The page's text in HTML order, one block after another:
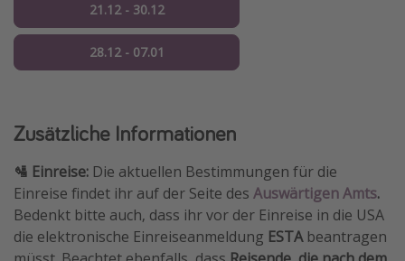
21.12 - 30.12
28.12 - 07.01
Zusätzliche Informationen
🛂 Einreise: Die aktuellen Bestimmungen für die
Einreise findet ihr auf der Seite des Auswärtigen Amts.
Bedenkt bitte auch, dass ihr vor der Einreise in die USA
die elektronische Einreiseanmeldung ESTAbeantragen